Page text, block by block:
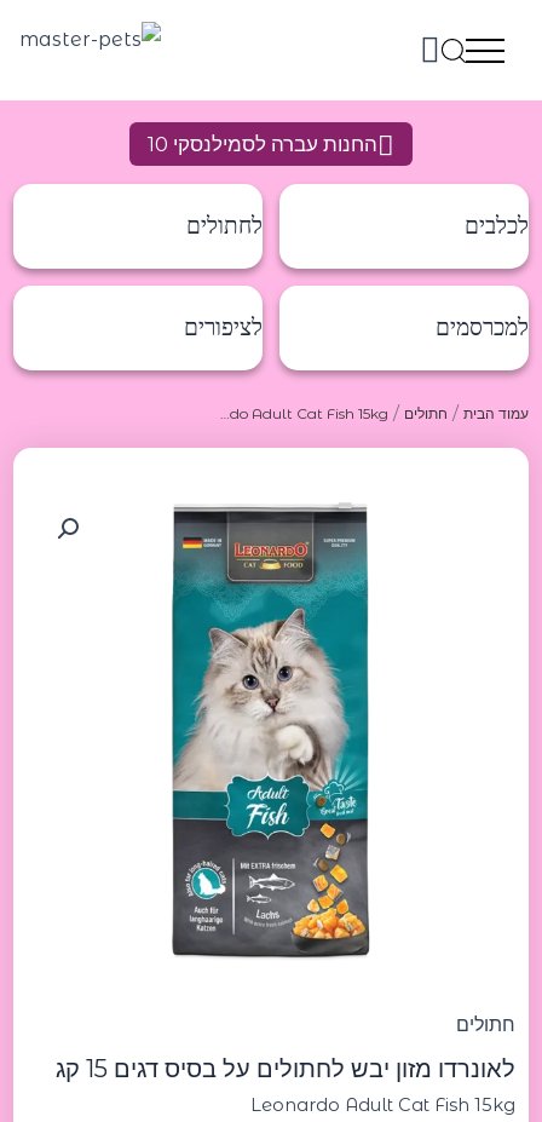
לתוכן
החנות עברה לסמילנסקי 10
לכלבים לחתולים
למכרסמים לציפורים
עמוד הבית/ חתולים / Leonardo Adult Cat Fish 15kg לאונרדו מזון יבש לחתולים על בסיס דגים 15 קג
חתולים
לאונרדו מזון יבש לחתולים על בסיס דגים 15 קג
Leonardo Adult Cat Fish 15kg
Leonardo
Adult
Cat
Fish
15kg
לאונרדו
מזון
יבש
לחתולים
על
בסיס
דגים
15
קג